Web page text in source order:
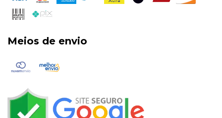
Meios de envio